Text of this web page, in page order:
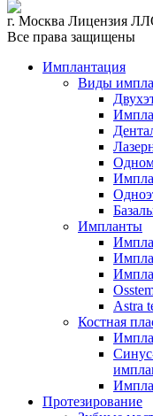
г. Москва Лицензия
Все права защищены
Имплантация
Виды
Импланты
Astra
Костная
Протезирование